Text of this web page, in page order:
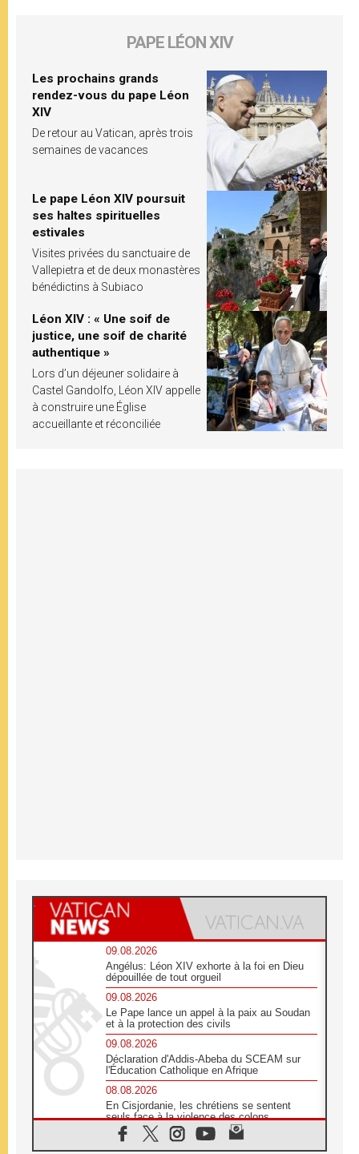
PAPE LÉON XIV
Les prochains grands
rendez-vous du pape Léon
XIV
De retour au Vatican, après trois
semaines de vacances
Le pape Léon XIV poursuit
ses haltes spirituelles
estivales
Visites privées du sanctuaire de
Vallepietra et de deux monastères
bénédictins à Subiaco
Léon XIV : « Une soif de
justice, une soif de charité
authentique »
Lors d’un déjeuner solidaire à
Castel Gandolfo, Léon XIV appelle
à construire une Église
accueillante et réconciliée
09.08.2026
Angélus: Léon XIV exhorte à la foi en Dieu
dépouillée de tout orgueil
09.08.2026
Le Pape lance un appel à la paix au Soudan
et à la protection des civils
09.08.2026
Déclaration d'Addis-Abeba du SCEAM sur
l'Éducation Catholique en Afrique
08.08.2026
En Cisjordanie, les chrétiens se sentent
seuls face à la violence des colons
08.08.2026